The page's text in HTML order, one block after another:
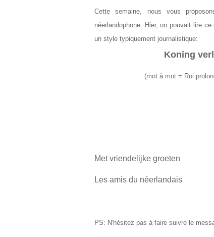
Cette semaine, nous vous
néerlandophone. Hier, on pouvait lire
un style typiquement journalistique:
Koning
(mot à mot = Roi
Met vriendelijke groeten
Les amis du néerlandais
PS: N'hésitez pas à faire suivre le